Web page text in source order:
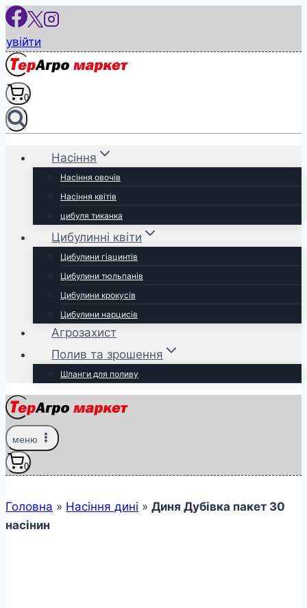
Перейти
вмісту
увійти
0
Насіння
Насіння овочів
Насіння квітів
цибуля тиканка
Цибулинні квіти
Цибулини гіацинтів
Цибулини тюльпанів
Цибулини крокусів
Цибулини нарцисів
Агрозахист
Полив та зрошення
Шланги для поливу
меню
0
Головна » Насіння дині » Диня Дубівка пакет 30
насінин